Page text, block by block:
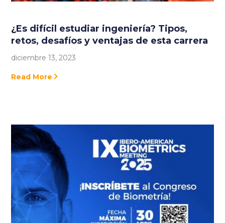
¿Es difícil estudiar ingeniería? Tipos,
retos, desafíos y ventajas de esta carrera
diciembre 13, 2023
Read More